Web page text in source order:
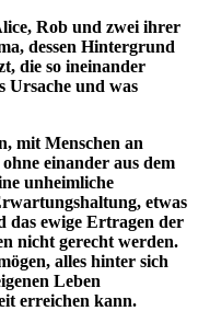
Rob und zwei ihrer
dessen Hintergrund
die so ineinander
Ursache und was
mit Menschen an
einander aus dem
unheimliche
etwas
das ewige Ertragen der
nicht gerecht werden.
alles hinter sich
Leben
erreichen kann.